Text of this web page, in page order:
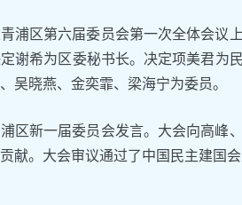
浦区第六届委员会第一次全体会议
谢希为区委秘书长。决定项美君为
吴晓燕、金奕霏、梁海宁为委员。
区新一届委员会发言。大会向高峰
献。大会审议通过了中国民主建国